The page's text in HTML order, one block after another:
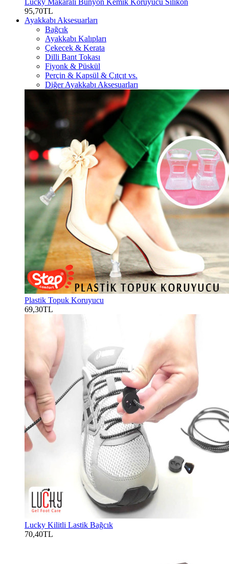
Lucky Makaralı Bunyon Kemik Koruyucu Silikon
95,70TL
Ayakkabı Aksesuarları
Bağcık
Ayakkabı Kalıpları
Çekecek & Kerata
Dilli Bant Tokası
Fiyonk & Püskül
Perçin & Kapsül & Çıtçıt vs.
Diğer Ayakkabı Aksesuarları
Plastik Topuk Koruyucu
69,30TL
Lucky Kilitli Lastik Bağcık
70,40TL